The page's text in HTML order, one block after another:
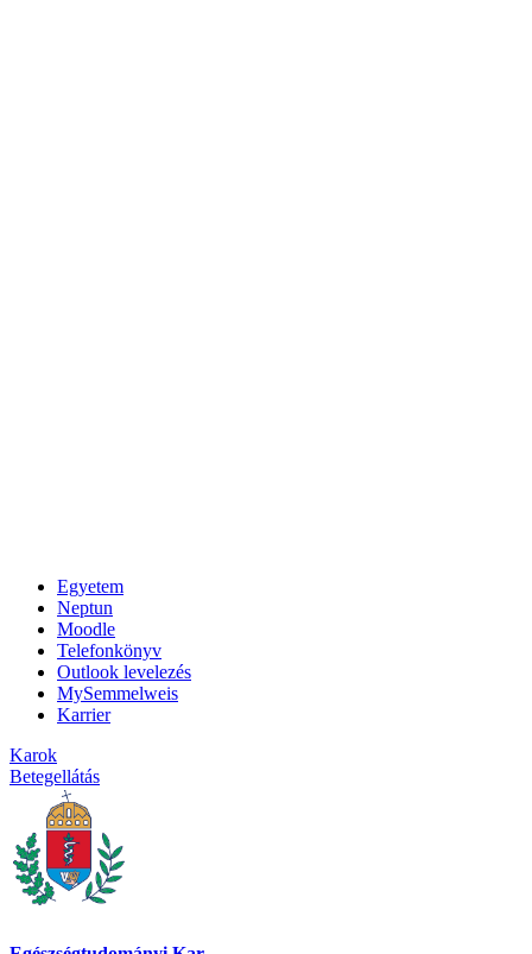
Egyetem
Neptun
Moodle
Telefonkönyv
Outlook levelezés
MySemmelweis
Karrier
Karok
Betegellátás